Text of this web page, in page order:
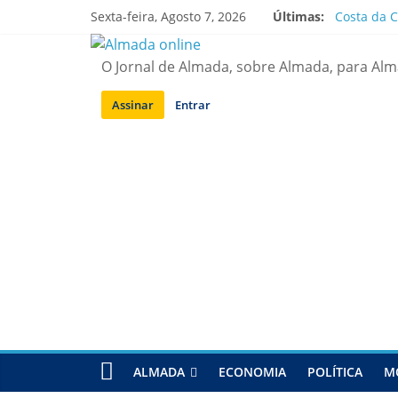
Sexta-feira, Agosto 7, 2026 Últimas:
Costa da
Ponte 25
O Jornal de Almada, sobre Almada, para
Assinar Entrar
ALMADA ECONOMIA POLÍTICA